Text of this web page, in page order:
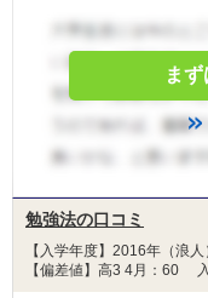
ま
勉強法の口コミ
【入学年度】2016年（浪人
【偏差値】高3 4月：60